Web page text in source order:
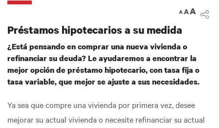
A
A A
Préstamos hipotecarios a su medida
¿Está pensando en comprar una nueva vivienda o
refinanciar su deuda? Le ayudaremos a encontrar la
mejor opción de préstamo hipotecario, con tasa fija o
tasa variable, que mejor se ajuste a sus necesidades.
Ya sea que compre una vivienda por primera vez, desee
mejorar su actual vivienda o necesite refinanciar su actual